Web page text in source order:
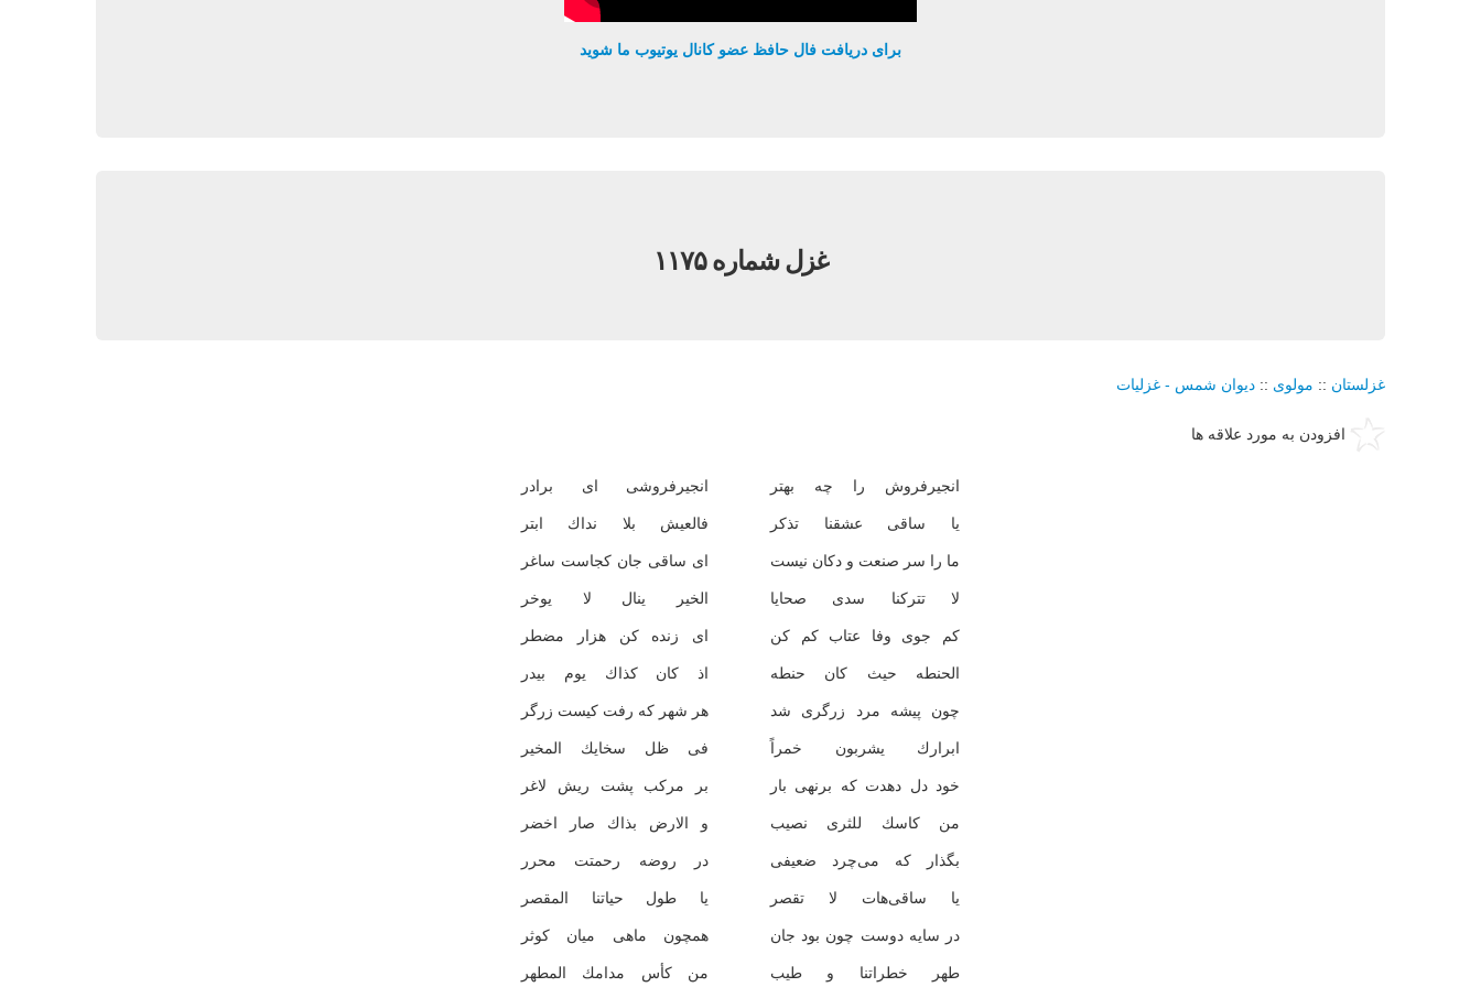
برای دریافت فال حافظ عضو کانال یوتیوب ما شوید
غزل شماره ۱۱۷۵
غزلستان :: مولوی :: دیوان شمس - غزلیات
افزودن به مورد علاقه ها
انجیرفروش را چه بهتر انجیرفروشی ای برادر
یا ساقی عشقنا تذكر فالعیش بلا نداك ابتر
ما را سر صنعت و دكان نیست ای ساقی جان كجاست ساغر
لا تتركنا سدی صحایا الخیر ینال لا یوخر
كم جوی وفا عتاب كم كن ای زنده كن هزار مضطر
الحنطه حیث كان حنطه اذ كان كذاك یوم بیدر
چون پیشه مرد زرگری شد هر شهر كه رفت كیست زرگر
ابرارك یشربون خمراً فی ظل سخایك المخیر
خود دل دهدت كه برنهی بار بر مركب پشت ریش لاغر
من كاسك للثری نصیب و الارض بذاك صار اخضر
بگذار كه می‌چرد ضعیفی در روضه رحمتت محرر
یا ساقی‌هات لا تقصر یا طول حیاتنا المقصر
در سایه دوست چون بود جان همچون ماهی میان كوثر
طهر خطراتنا و طیب من كأس مدامك المطهر